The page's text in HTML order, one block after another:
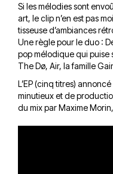
Si les mélodies sont
art, le clip n’en est pas
tisseuse d’ambiances
Une règle pour le duo :
pop mélodique qui puise
The Dø, Air, la famille
L’EP (cinq titres)
minutieux et de
du mix par Maxime